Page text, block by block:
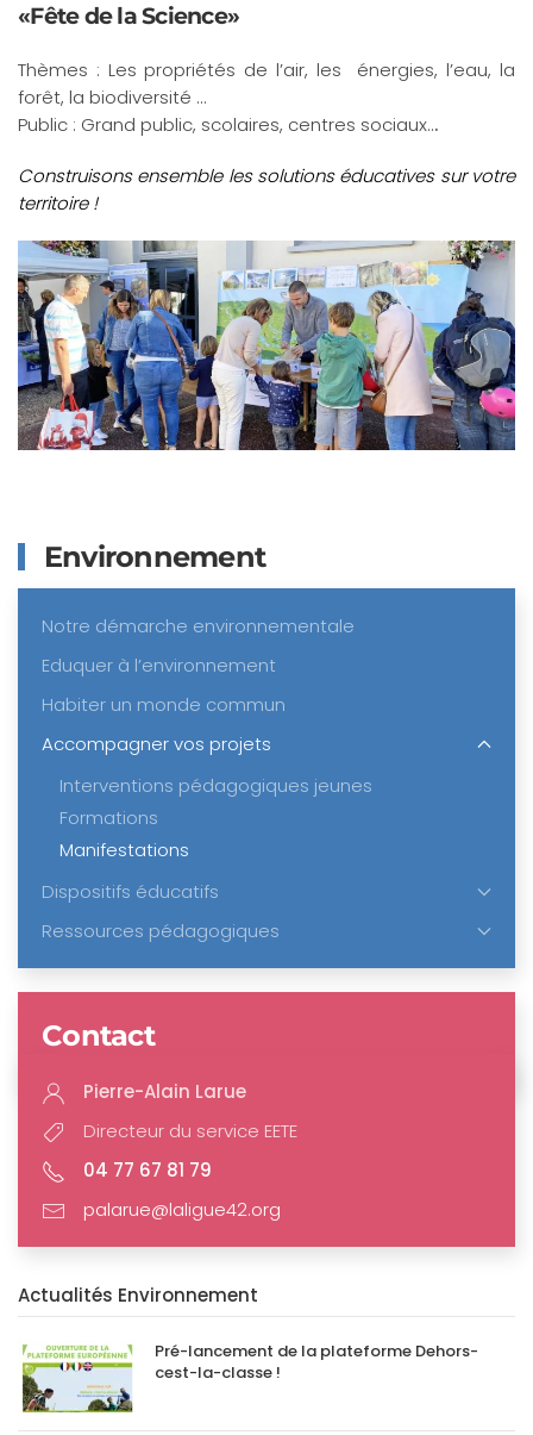
«Fête de la Science»
Thèmes : Les propriétés de l’air, les énergies, l’eau, la
forêt, la biodiversité ...
Public : Grand public, scolaires, centres sociaux...
Construisons ensemble les solutions éducatives sur votre
territoire !
Environnement
Notre démarche environnementale
Eduquer à l’environnement
Habiter un monde commun
Accompagner vos projets
Interventions pédagogiques jeunes
Formations
Manifestations
Dispositifs éducatifs
Ressources pédagogiques
Contact
Pierre-Alain Larue
Directeur du service EETE
04 77 67 81 79
palarue@laligue42.org
Actualités Environnement
Pré-lancement de la plateforme Dehors-
cest-la-classe !